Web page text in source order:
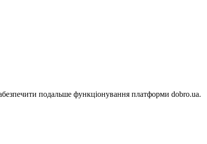
подальше функціонування платформи dobro.ua.